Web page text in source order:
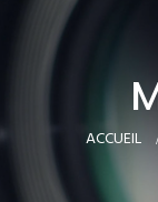
ACCUEIL